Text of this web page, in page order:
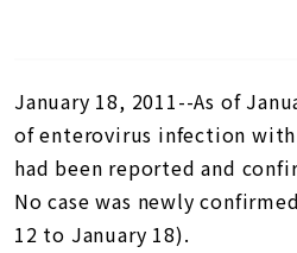
January 18, 2011--As of
of enterovirus infection
had been reported and
No case was newly
12 to January 18).